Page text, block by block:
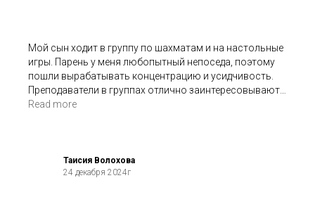
Мой сын ходит в группу по шахматам и на настольные
игры. Парень у меня любопытный непоседа, поэтому
пошли вырабатывать концентрацию и усидчивость.
Преподаватели в группах отлично заинтересовывают
ребят, мотивируют к развитию, все вовлечены в
каждому родителю.
Read more
Таисия Волохова
24 декабря 2024г